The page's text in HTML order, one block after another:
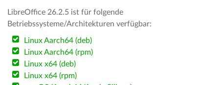
LibreOffice 26.2.5 ist für folgende
Betriebssysteme/Architekturen verfügbar:
Linux Aarch64 (deb)
Linux Aarch64 (rpm)
Linux x64 (deb)
Linux x64 (rpm)